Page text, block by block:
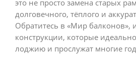
это не просто замена старых
долговечного, тёплого и
Обратитесь в «Мир балконов»,
конструкции, которые
лоджию и прослужат многие